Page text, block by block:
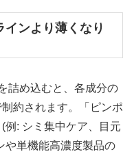
ンより薄くなり
詰め込むと、各成分の
約されます。「ピンポ
例: シミ集中ケア、目元
や単機能高濃度製品の